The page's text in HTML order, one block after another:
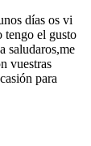
días os vi
tengo el gusto
saludaros,me
vuestras
para